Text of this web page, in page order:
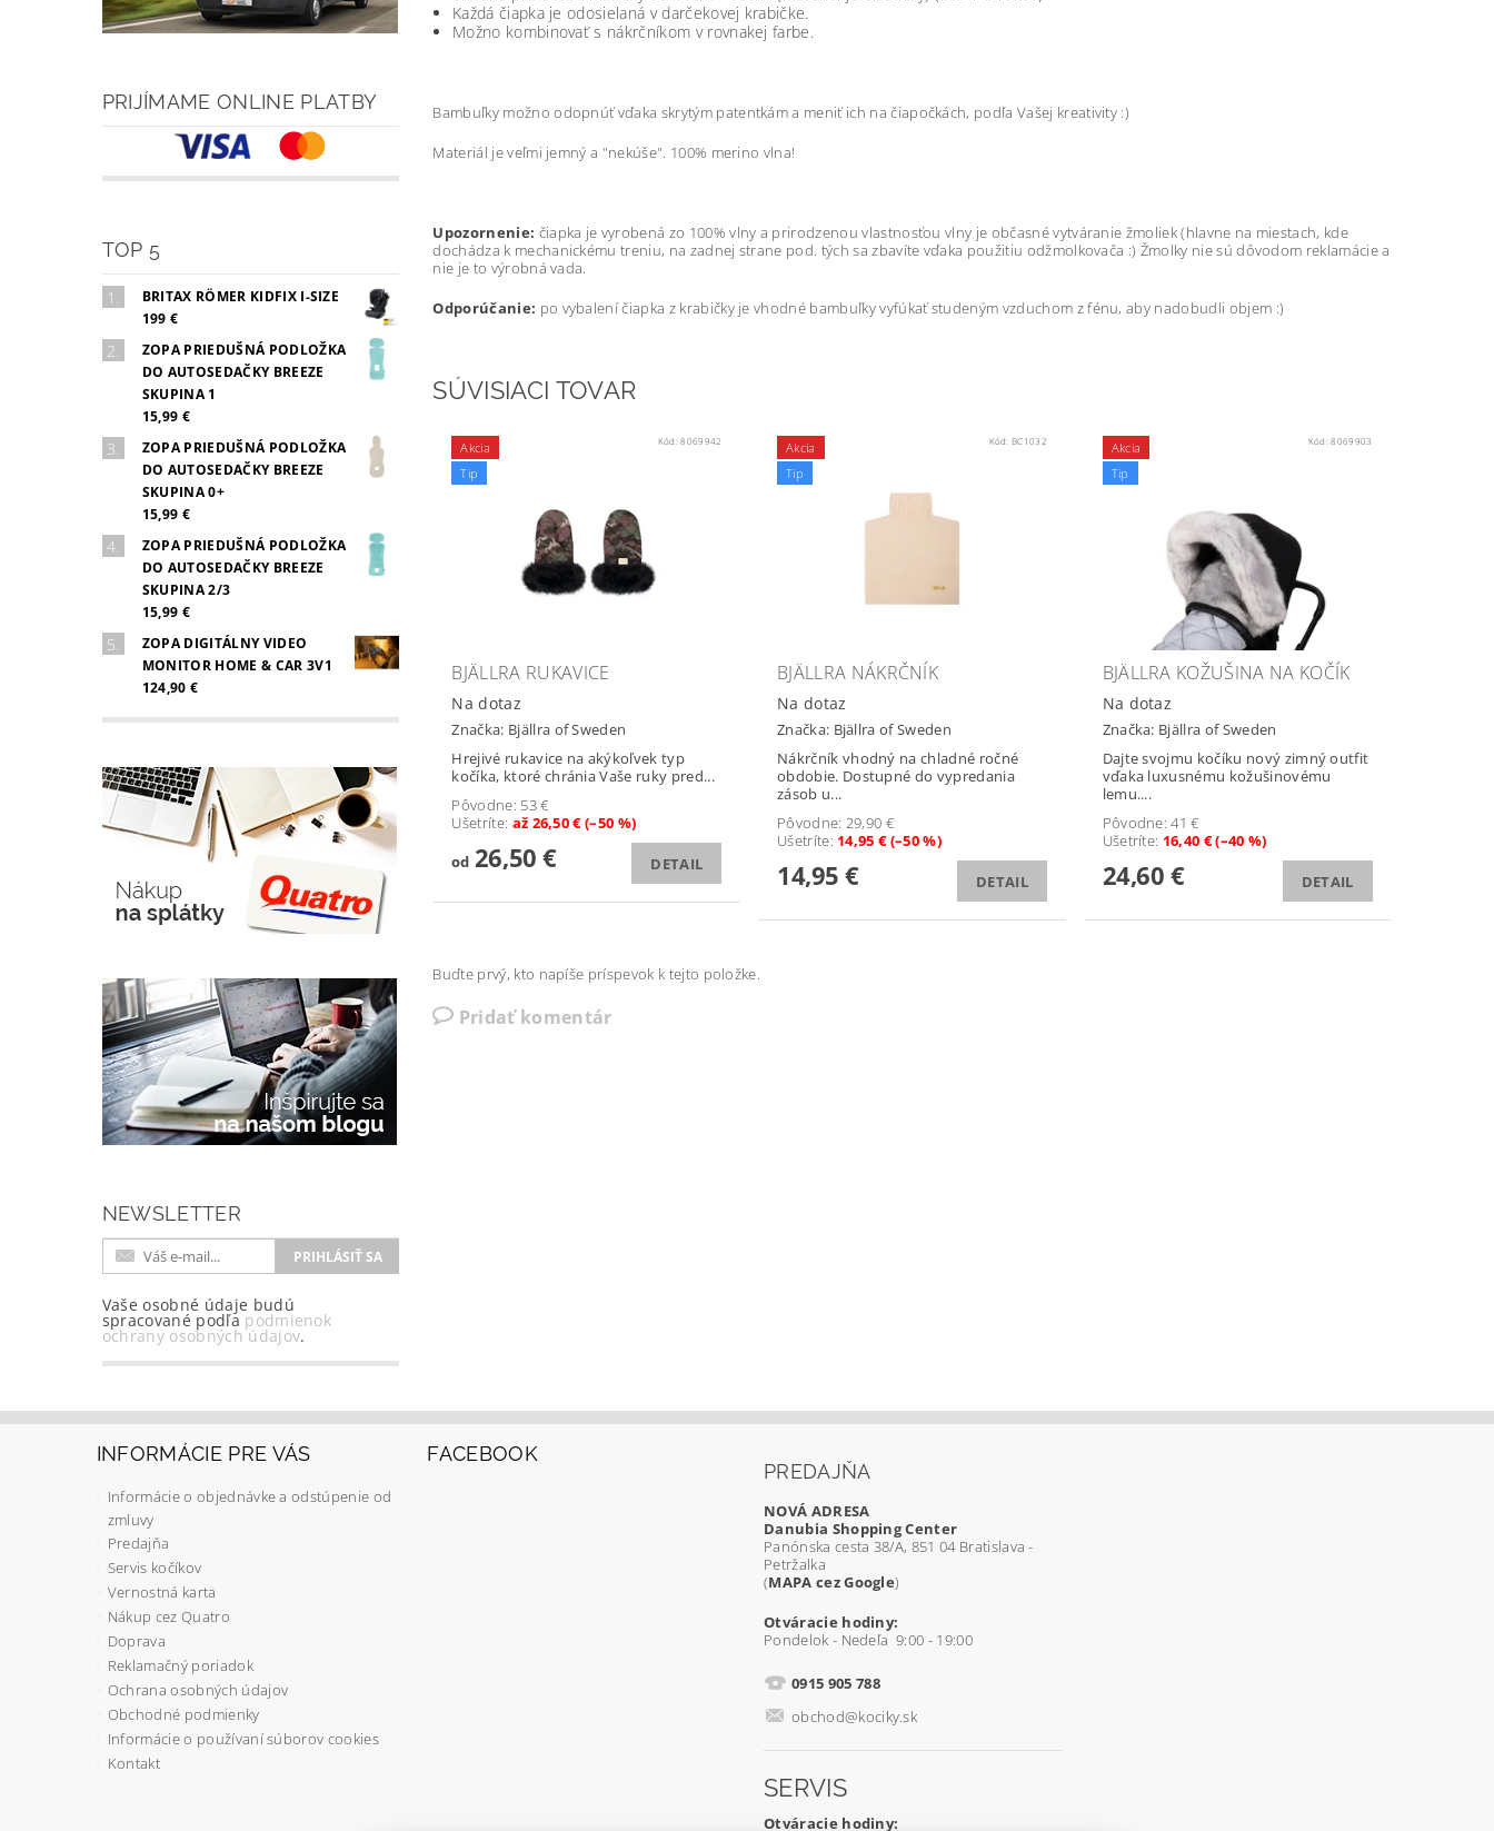
PRIJÍMAME ONLINE PLATBY
TOP 5
BRITAX RÖMER KIDFIX I-SIZE
199 €
ZOPA PRIEDUŠNÁ PODLOŽKA
DO AUTOSEDAČKY BREEZE
SKUPINA 1
15,99 €
ZOPA PRIEDUŠNÁ PODLOŽKA
DO AUTOSEDAČKY BREEZE
SKUPINA 0+
15,99 €
ZOPA PRIEDUŠNÁ PODLOŽKA
DO AUTOSEDAČKY BREEZE
SKUPINA 2/3
15,99 €
ZOPA DIGITÁLNY VIDEO
MONITOR HOME & CAR 3V1
124,90 €
NEWSLETTER
Vaše osobné údaje budú
spracované podľa podmienok
ochrany osobných údajov.
Každá čiapka je odosielaná v darčekovej krabičke.
Možno kombinovať s nákrčníkom v rovnakej farbe.
Bambuľky možno odopnúť vďaka skrytým patentkám a meniť ich na čiapočkách, podľa Vašej kreativity :)
Materiál je veľmi jemný a "nekúše". 100% merino vlna!
Upozornenie: čiapka je vyrobená zo 100% vlny a prirodzenou vlastnosťou vlny je občasné vytváranie žmoliek (hlavne na miestach, kde
dochádza k mechanickému treniu, na zadnej strane pod. tých sa zbavíte vďaka použitiu odžmolkovača :) Žmolky nie sú dôvodom reklamácie a
nie je to výrobná vada.
Odporúčanie: po vybalení čiapka z krabičky je vhodné bambuľky vyfúkať studeným vzduchom z fénu, aby nadobudli objem :)
SÚVISIACI TOVAR
Akcia
Tip
Kód:8069942
BJÄLLRA RUKAVICE
Na dotaz
Značka: Bjällra of Sweden
Hrejivé rukavice na akýkoľvek typ
kočíka, ktoré chránia Vaše ruky pred...
Pôvodne: 53 €
Ušetríte: až 26,50 € (–50 %)
od26,50 € DETAIL
Akcia
Tip
Kód:BC1032
BJÄLLRA NÁKRČNÍK
Na dotaz
Značka: Bjällra of Sweden
Nákrčník vhodný na chladné ročné
obdobie. Dostupné do vypredania
zásob u...
Pôvodne: 29,90 €
Ušetríte: 14,95 € (–50 %)
14,95 € DETAIL
Akcia
Tip
Kód:8069903
BJÄLLRA KOŽUŠINA NA KOČÍK
Na dotaz
Značka: Bjällra of Sweden
Dajte svojmu kočíku nový zimný outfit
vďaka luxusnému kožušinovému
lemu....
Pôvodne:41 €
Ušetríte: 16,40 € (–40 %)
24,60 € DETAIL
Buďte prvý, kto napíše príspevok k tejto položke.
Pridať komentár
INFORMÁCIE PRE VÁS
Informácie o objednávke a odstúpenie od
zmluvy
Predajňa
Servis kočíkov
Vernostná karta
Nákup cez Quatro
Doprava
Reklamačný poriadok
Ochrana osobných údajov
Obchodné podmienky
Informácie o používaní súborov cookies
Kontakt
FACEBOOK
PREDAJŇA
NOVÁ ADRESA
Danubia Shopping Center
Panónska cesta 38/A, 851 04 Bratislava -
Petržalka
(MAPA cez Google)
Otváracie hodiny:
Pondelok - Nedeľa 9:00 - 19:00
0915 905 788
obchod@kociky.sk
SERVIS
Otváracie hodiny: